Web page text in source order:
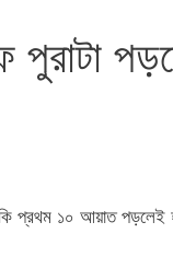
পুরাটা
প্রথম ১০ আয়াত পড়লেই